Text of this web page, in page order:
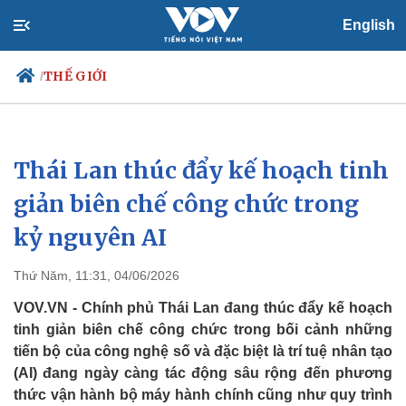
English
/THẾ GIỚI
Chính trị
Đảng
Tổ chức nhân sự
Quốc hội
Nhận diện sự thật
Xã hội
Tin 24h
Dự báo thời tiết
Thái Lan thúc đẩy kế hoạch tinh
giản biên chế công chức trong
kỷ nguyên AI
Thứ Năm, 11:31, 04/06/2026
VOV.VN - Chính phủ Thái Lan đang thúc đẩy kế hoạch
tinh giản biên chế công chức trong bối cảnh những
tiến bộ của công nghệ số và đặc biệt là trí tuệ nhân tạo
(AI) đang ngày càng tác động sâu rộng đến phương
thức vận hành bộ máy hành chính cũng như quy trình